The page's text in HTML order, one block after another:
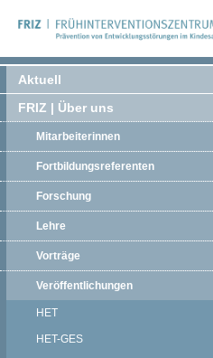
Aktuell
FRIZ | Über uns
Mitarbeiterinnen
Fortbildungsreferenten
Forschung
Lehre
Vorträge
Veröffentlichungen
HET
HET-GES